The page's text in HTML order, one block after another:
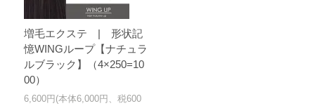
増毛エクステ | 形状記
憶WINGループ【ナチュラ
ルブラック】（4×250=10
00）
6,600円(本体6,000円、税600